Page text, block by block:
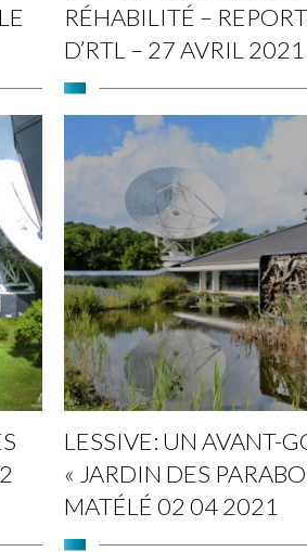
RÉHABILITÉ –
D’RTL – 27 AVRIL 2021
LESSIVE: UN AVANT-
« JARDIN DES
MATÉLÉ 02 04 2021